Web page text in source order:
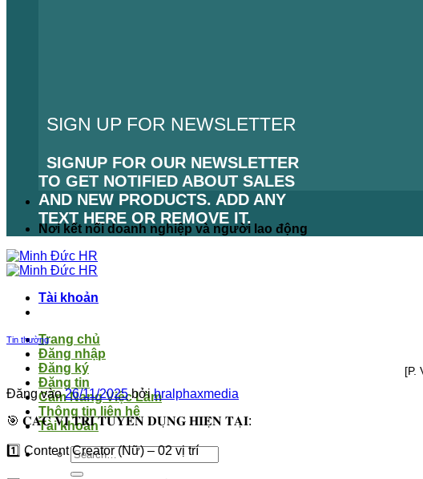
SIGN UP FOR NEWSLETTER
SIGNUP FOR OUR NEWSLETTER
TO GET NOTIFIED ABOUT SALES
AND NEW PRODUCTS. ADD ANY
TEXT HERE OR REMOVE IT.
LỖI: KHÔNG TÌM THẤY BIỂU MẪU
LIÊN HỆ.
Nơi kết nối doanh nghiệp và người lao động
Tài khoản
Trang chủ
Đăng nhập
Đăng ký
Đăng tin
Cẩm Nang Việc Làm
Thông tin liên hệ
Tài khoản
Tin thường
[P.
Đăng vào26/11/2025 bởihralphaxmedia
🎯 𝐂𝐀́𝐂 𝐕𝐈̣ 𝐓𝐑𝐈́ 𝐓𝐔𝐘𝐄̂̉𝐍 𝐃𝐔̣𝐍𝐆 𝐇𝐈𝐄̣̂𝐍 𝐓𝐀̣𝐈:
1️⃣ Content Creator (Nữ) – 02 vị trí